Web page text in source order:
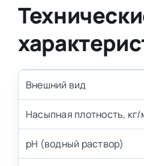
Внешний вид
Насыпная плотность, кг/
pH (водный раствор)